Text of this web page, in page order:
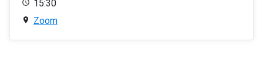
15:30
Zoom